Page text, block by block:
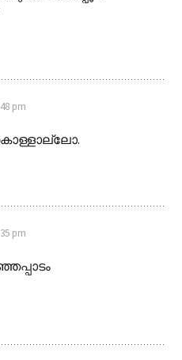
pm
pm